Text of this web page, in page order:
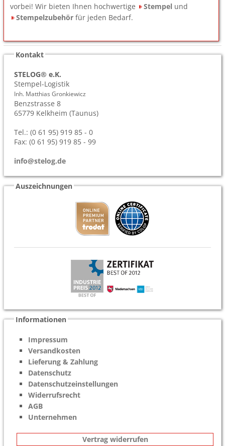
vorbei! Wir bieten Ihnen hochwertige
Stempel und
Stempelzubehör für jeden Bedarf.
Kontakt
STELOG® e.K.
Stempel-Logistik
Inh. Matthias Gronkiewicz
Benzstrasse 8
65779 Kelkheim (Taunus)
Tel.: (0 61 95) 919 85 - 0
Fax: (0 61 95) 919 85 - 99
info@stelog.de
Auszeichnungen
Informationen
Impressum
Versandkosten
Lieferung & Zahlung
Datenschutz
Datenschutzeinstellungen
Widerrufsrecht
AGB
Unternehmen
Vertrag widerrufen